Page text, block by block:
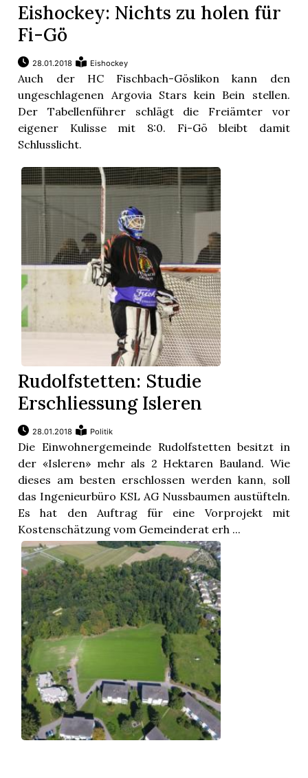
Eishockey: Nichts zu holen für
Fi-Gö
28.01.2018 Eishockey
Auch der HC Fischbach-Göslikon kann den
ungeschlagenen Argovia Stars kein Bein stellen.
Der Tabellenführer schlägt die Freiämter vor
eigener Kulisse mit 8:0. Fi-Gö bleibt damit
Schlusslicht.
Rudolfstetten: Studie
Erschliessung Isleren
28.01.2018 Politik
Die Einwohnergemeinde Rudolfstetten besitzt in
der «Isleren» mehr als 2 Hektaren Bauland. Wie
dieses am besten erschlossen werden kann, soll
das Ingenieurbüro KSL AG Nussbaumen austüfteln.
Es hat den Auftrag für eine Vorprojekt mit
Kostenschätzung vom Gemeinderat erh ...